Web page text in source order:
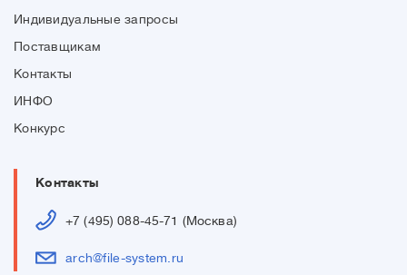
Индивидуальные запросы
Поставщикам
Контакты
ИНФО
Конкурс
Контакты
+7 (495) 088-45-71 (Москва)
arch@file-system.ru